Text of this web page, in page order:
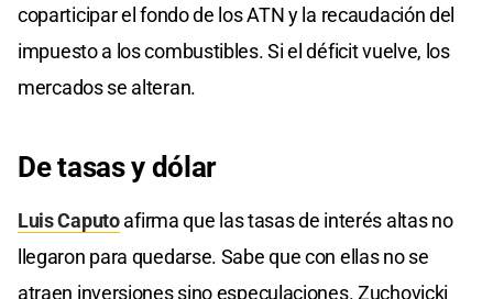
coparticipar el fondo de los ATN y la recaudación del
impuesto a los combustibles. Si el déficit vuelve, los
mercados se alteran.
De tasas y dólar
Luis Caputoafirma que las tasas de interés altas no
llegaron para quedarse. Sabe que con ellas no se
atraen inversiones sino especulaciones. Zuchovicki